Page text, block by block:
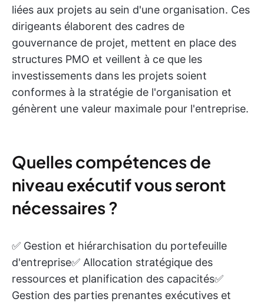
liées aux projets au sein d'une organisation. Ces
dirigeants élaborent des cadres de
gouvernance de projet, mettent en place des
structures PMO et veillent à ce que les
investissements dans les projets soient
conformes à la stratégie de l'organisation et
génèrent une valeur maximale pour l'entreprise.
Quelles compétences de
niveau exécutif vous seront
nécessaires ?
✅ Gestion et hiérarchisation du portefeuille
d'entreprise✅ Allocation stratégique des
ressources et planification des capacités✅
Gestion des parties prenantes exécutives et